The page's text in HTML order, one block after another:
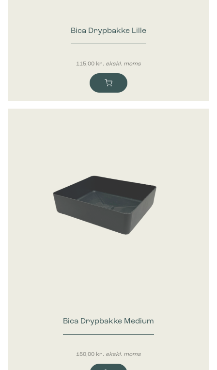
Bica Drypbakke Lille
115,00 kr. ekskl. moms
Bica Drypbakke Medium
150,00 kr. ekskl. moms